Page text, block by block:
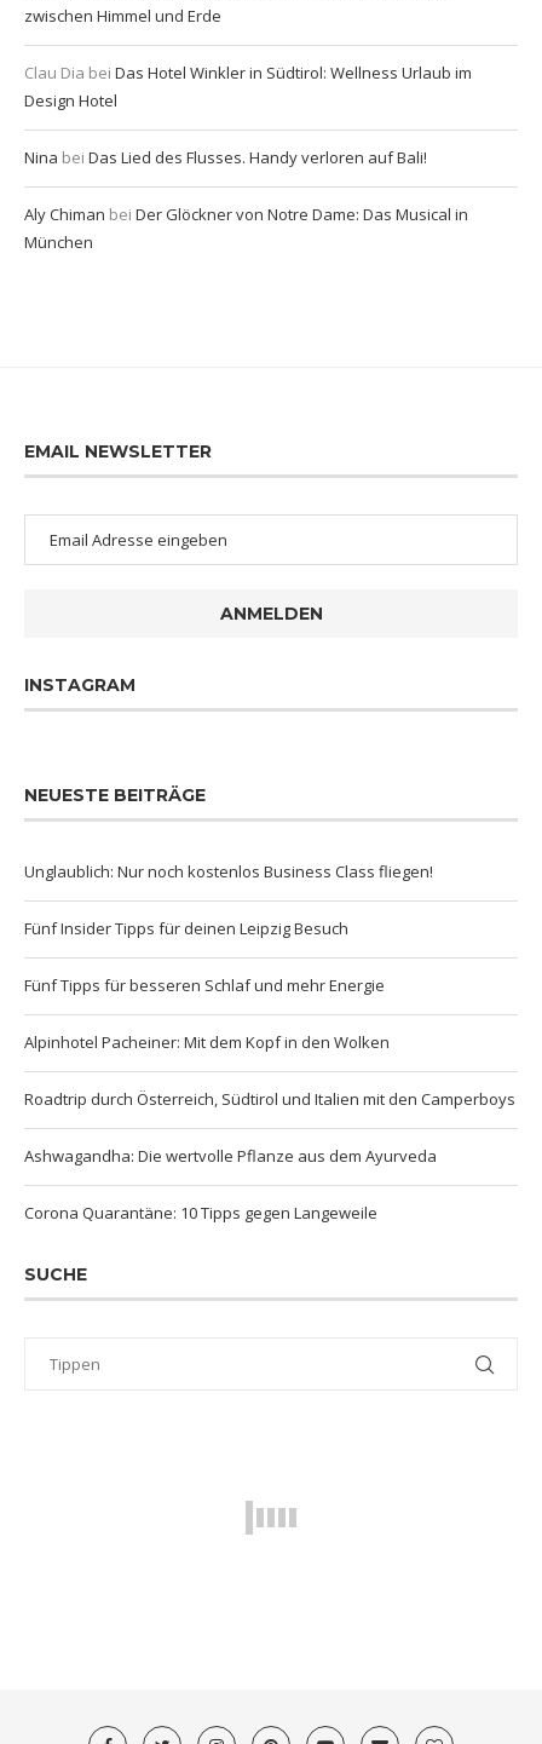
zwischen Himmel und Erde
Clau Dia bei Das Hotel Winkler in Südtirol: Wellness Urlaub im
Design Hotel
Nina bei Das Lied des Flusses. Handy verloren auf Bali!
Aly Chiman bei Der Glöckner von Notre Dame: Das Musical in
München
EMAIL NEWSLETTER
ANMELDEN
INSTAGRAM
NEUESTE BEITRÄGE
Unglaublich: Nur noch kostenlos Business Class fliegen!
Fünf Insider Tipps für deinen Leipzig Besuch
Fünf Tipps für besseren Schlaf und mehr Energie
Alpinhotel Pacheiner: Mit dem Kopf in den Wolken
Roadtrip durch Österreich, Südtirol und Italien mit den Camperboys
Ashwagandha: Die wertvolle Pflanze aus dem Ayurveda
Corona Quarantäne: 10 Tipps gegen Langeweile
SUCHE